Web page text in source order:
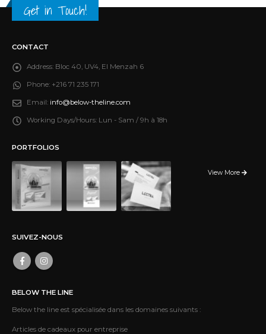
Get in Touch!
CONTACT
Address: Bloc 40, UV4, El Menzah 6
Phone: +216 71 235 171
Email: info@below-theline.com
Working Days/Hours: Lun - Sam / 9h à 18h
PORTFOLIOS
View More
SUIVEZ-NOUS
BELOW THE LINE
Below the line est spécialisée dans les domaines suivants :
Articles de cadeaux pour entreprise